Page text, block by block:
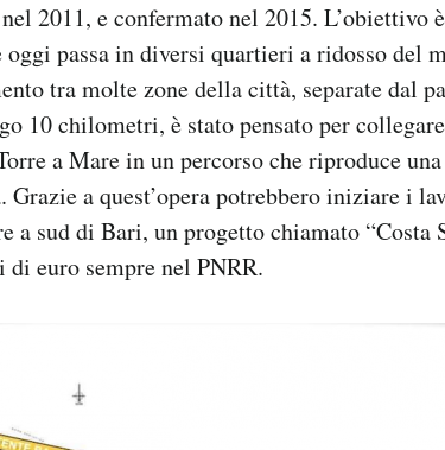
2011, e confermato nel 2015. L’obiettivo
passa in diversi quartieri a ridosso del
tra molte zone della città, separate dal
10 chilometri, è stato pensato per
a Mare in un percorso che riproduce
Grazie a quest’opera potrebbero iniziare i
a sud di Bari, un progetto chiamato “Costa
euro sempre nel PNRR.